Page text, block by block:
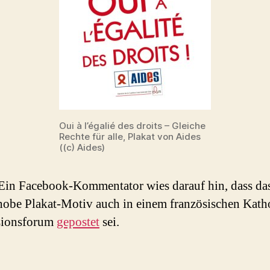
Oui à l’égalié des droits – Gleiche
Rechte für alle, Plakat von Aides
((c) Aides)
Facebook-Kommentator wies darauf hin, dass
Plakat-Motiv auch in einem französischen
gepostetsei.